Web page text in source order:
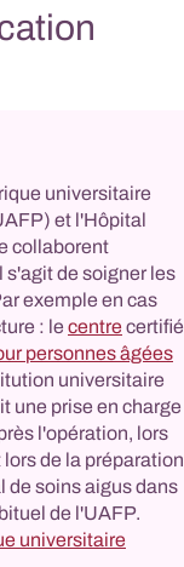
universitaire
et l'Hôpital
collaborent
de soigner les
exemple en cas
: le centrecertifié
personnes âgées
universitaire
une prise en charge
l'opération, lors
de la préparation
de soins aigus dans
de l'UAFP.
universitaire